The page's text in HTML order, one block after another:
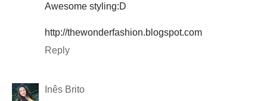
Awesome styling:D
http://thewonderfashion.blogspot.com
Reply
Inês Brito